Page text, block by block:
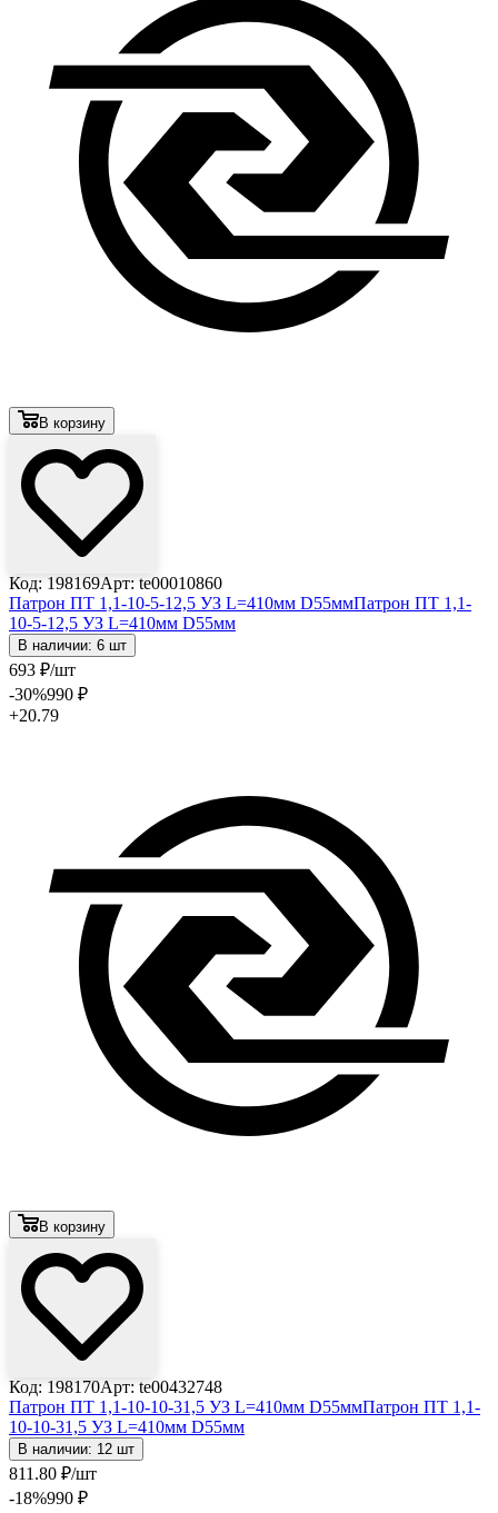
В корзину
Код: 198169Арт: te00010860
Патрон ПТ 1,1-10-5-12,5 УЗ L=410мм D55ммПатрон ПТ 1,1-
10-5-12,5 УЗ L=410мм D55мм
В наличии: 6 шт
693 ₽/шт
-30%990 ₽
+20.79
В корзину
Код: 198170Арт: te00432748
Патрон ПТ 1,1-10-10-31,5 УЗ L=410мм D55ммПатрон ПТ 1,1-
10-10-31,5 УЗ L=410мм D55мм
В наличии: 12 шт
811 .80 ₽/шт
-18%990 ₽